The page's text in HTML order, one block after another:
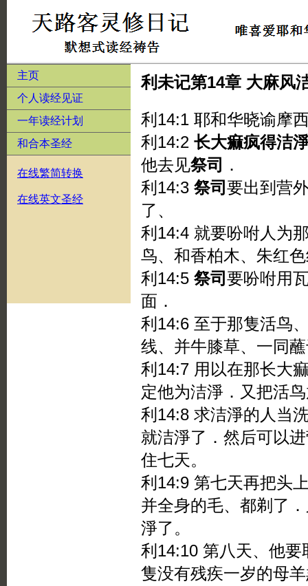
主页
个人读经见证
一年读经计划
和合本圣经
在线繁简转换
在线英文圣经
利未记第14章 大麻风
利14:1 耶和华晓谕摩
利14:2 长大痲疯得洁
他去见祭司 ．
利14:3 祭司要出到营
了、
利14:4 就要吩咐人为
鸟、和香柏木、朱红
利14:5 祭司要吩咐用
面．
利14:6 至于那隻活鸟
线、并牛膝草、一同
利14:7 用以在那长大
定他为洁淨．又把活
利14:8 求洁淨的人当
就洁淨了．然后可以
住七天。
利14:9 第七天再把头
并全身的毛、都剃了
淨了。
利14:10 第八天、他
隻没有残疾一岁的母